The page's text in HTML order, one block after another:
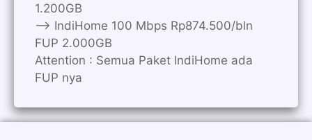
1.200GB
——> IndiHome 100 Mbps Rp874.500/bln
FUP 2.000GB
Attention : Semua Paket IndiHome ada
FUP nya